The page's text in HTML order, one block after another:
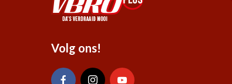
Volg ons!